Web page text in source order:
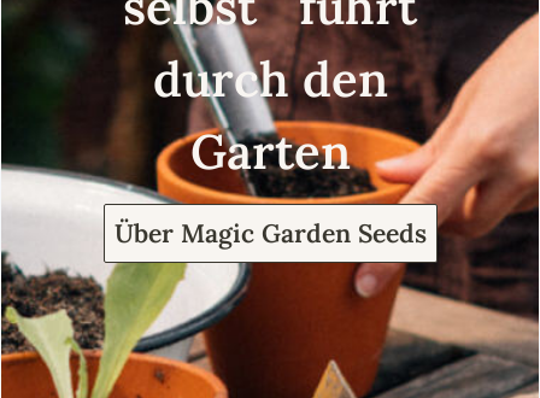
durch den
Garten
Über Magic Garden Seeds